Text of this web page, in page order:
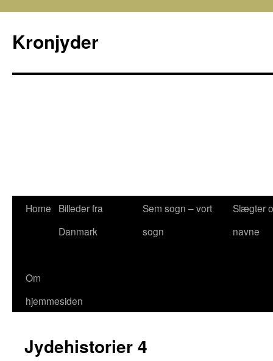
Kronjyder
Home
Billeder fra
Danmark
Sem sogn – vort
sogn
Slægter
navne
Om
hjemmesiden
Jydehistorier 4